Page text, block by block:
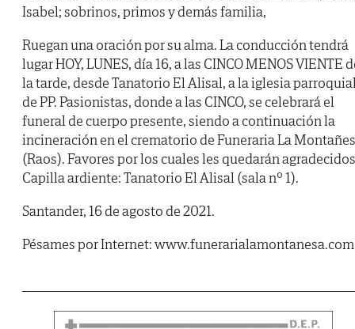
Isabel; sobrinos, primos y demás familia,
Ruegan una oración por su alma. La conducción tendrá
lugar HOY, LUNES, día 16, a las CINCO MENOS VIENTE
la tarde, desde Tanatorio El Alisal, a la iglesia
de PP. Pasionistas, donde a las CINCO, se celebrará el
funeral de cuerpo presente, siendo a continuación la
incineración en el crematorio de Funeraria La
(Raos). Favores por los cuales les quedarán
Capilla ardiente: Tanatorio El Alisal (sala nº 1).
Santander, 16 de agosto de 2021.
Pésames por Internet: www.funerarialamontanesa.com